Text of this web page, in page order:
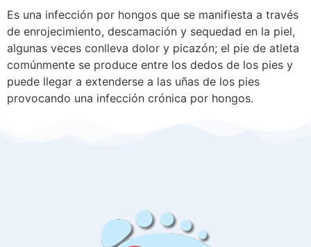
Es una infección por hongos que se manifiesta a través
de enrojecimiento, descamación y sequedad en la piel,
algunas veces conlleva dolor y picazón; el pie de atleta
comúnmente se produce entre los dedos de los pies y
puede llegar a extenderse a las uñas de los pies
provocando una infección crónica por hongos.